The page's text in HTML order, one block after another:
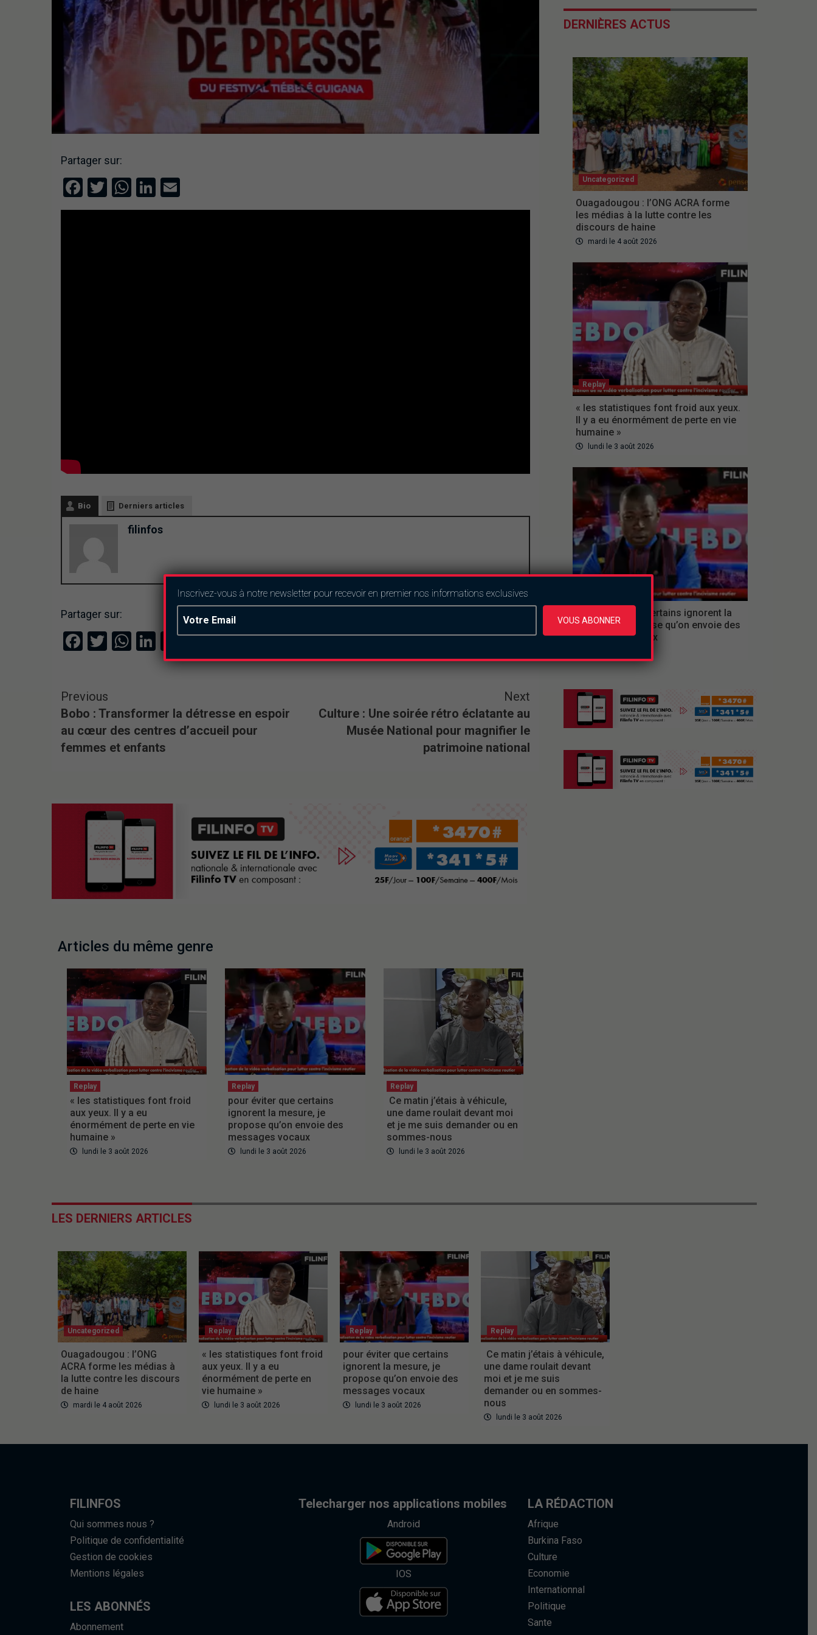
Partager sur:
Facebook
Twitter
WhatsApp
LinkedIn
Email
Bio Derniers articles
filinfos
Partager sur:
Facebook
TwitterWhatsApp
LinkedIn
Email
Previous
Bobo : Transformer la détresse en espoir
au cœur des centres d’accueil pour
femmes et enfants
Next
Culture : Une soirée rétro éclatante au
Musée National pour magnifier le
patrimoine national
Articles du même genre
Replay
« les statistiques font froid
aux yeux. Il y a eu
énormément de perte en vie
humaine »
lundi le 3 août 2026
Replay
pour éviter que certains
ignorent la mesure, je
propose qu’on envoie des
messages vocaux
lundi le 3 août 2026
Replay
Ce matin j’étais à véhicule,
une dame roulait devant moi
et je me suis demander ou en
sommes-nous
lundi le 3 août 2026
DERNIÈRES ACTUS
Uncategorized
Ouagadougou : l’ONG ACRA forme
les médias à la lutte contre les
discours de haine
mardi le 4 août 2026
Replay
« les statistiques font froid aux yeux.
Il y a eu énormément de perte en vie
humaine »
lundi le 3 août 2026
pour éviter que certains ignorent la
mesure, je propose qu’on envoie des
messages vocaux
LES DERNIERS ARTICLES
Uncategorized
Ouagadougou : l’ONG
ACRA forme les médias à
la lutte contre les discours
de haine
mardi le 4 août 2026
Replay
« les statistiques font froid
aux yeux. Il y a eu
énormément de perte en
vie humaine »
lundi le 3 août 2026
Replay
pour éviter que certains
ignorent la mesure, je
propose qu’on envoie des
messages vocaux
lundi le 3 août 2026
Replay
Ce matin j’étais à véhicule,
une dame roulait devant
moi et je me suis
demander ou en sommes-
nous
lundi le 3 août 2026
FILINFOS
Qui sommes nous ?
Politique de confidentialité
Gestion de cookies
Mentions légales
LES ABONNÉS
Abonnement
Telecharger nos applications mobiles
Android
IOS
LA RÉDACTION
Afrique
Burkina Faso
Culture
Economie
Internationnal
Politique
Sante
Inscrivez-vous à notre newsletter pour recevoir en premier nos informations exclusives
VOUS ABONNER